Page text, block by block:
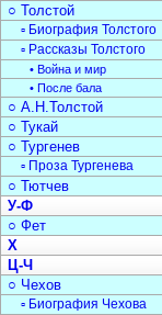
○ Толстой
▫ Биография Толстого
▫ Рассказы Толстого
• Война и мир
• После бала
○ А.Н.Толстой
○ Тукай
○ Тургенев
▫ Проза Тургенева
○ Тютчев
У-Ф
○ Фет
Х
Ц-Ч
○ Чехов
▫ Биография Чехова